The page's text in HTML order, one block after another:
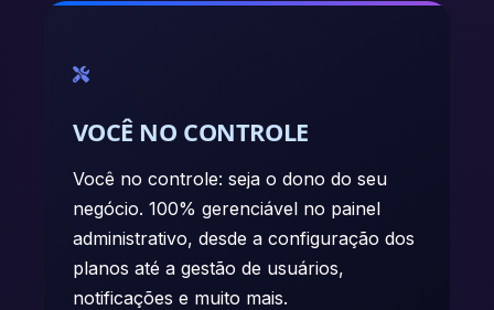
VOCÊ NO CONTROLE
Você no controle: seja o dono do seu
negócio. 100% gerenciável no painel
administrativo, desde a configuração dos
planos até a gestão de usuários,
notificações e muito mais.